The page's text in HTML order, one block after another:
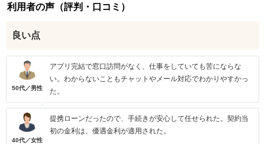
利用者の声（評判・口コミ）
良い点
50代／男性
アプリ完結で窓口訪問がなく、仕事をしていても苦にならな
い。わからないこともチャットやメール対応でわかりやすかっ
た。
40代／女性
提携ローンだったので、手続きが安心して任せられた。契約当
初の金利は、優遇金利が適用された。